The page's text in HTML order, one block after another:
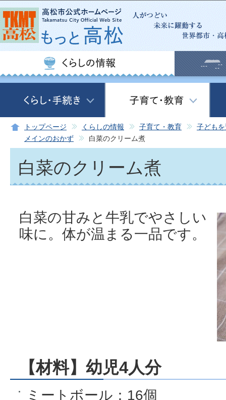
この
トップページ くらしの情報 子育て・教育
子ども
メインのおかず
白菜のクリーム煮
白菜のクリーム煮
白菜の甘みと牛乳でやさしい
味に。体が温まる一品です。
【材料】幼児4人分
ミートボール：16個